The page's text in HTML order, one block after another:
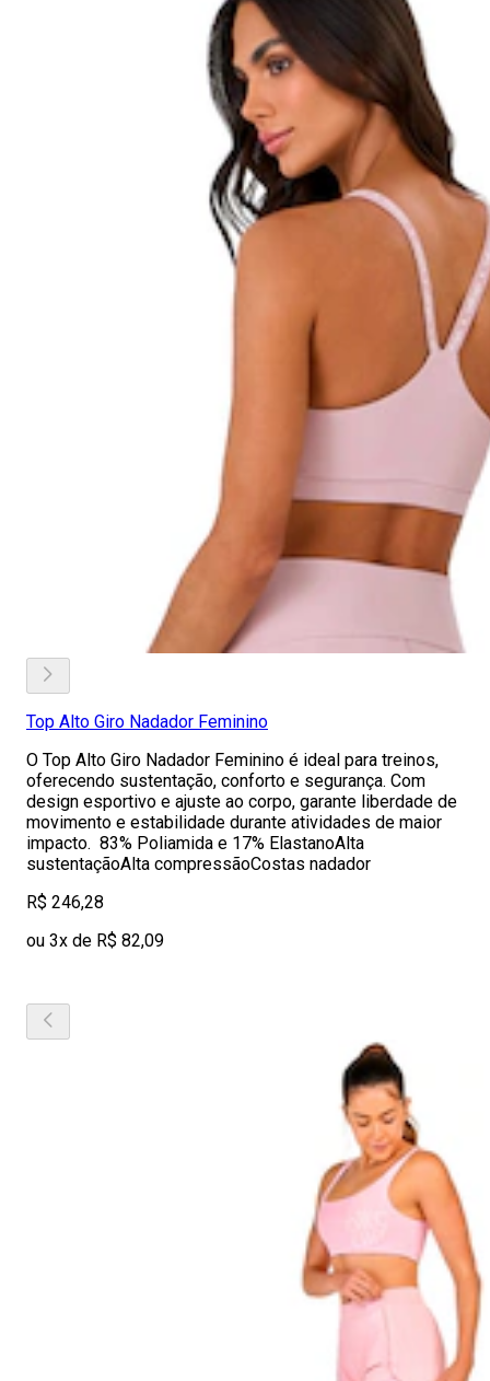
Top Alto Giro Nadador Feminino
O Top Alto Giro Nadador Feminino é ideal para treinos,
oferecendo sustentação, conforto e segurança. Com
design esportivo e ajuste ao corpo, garante liberdade de
movimento e estabilidade durante atividades de maior
impacto. 83% Poliamida e 17% ElastanoAlta
sustentaçãoAlta compressãoCostas nadador
R$ 246,28
ou 3x de R$ 82,09